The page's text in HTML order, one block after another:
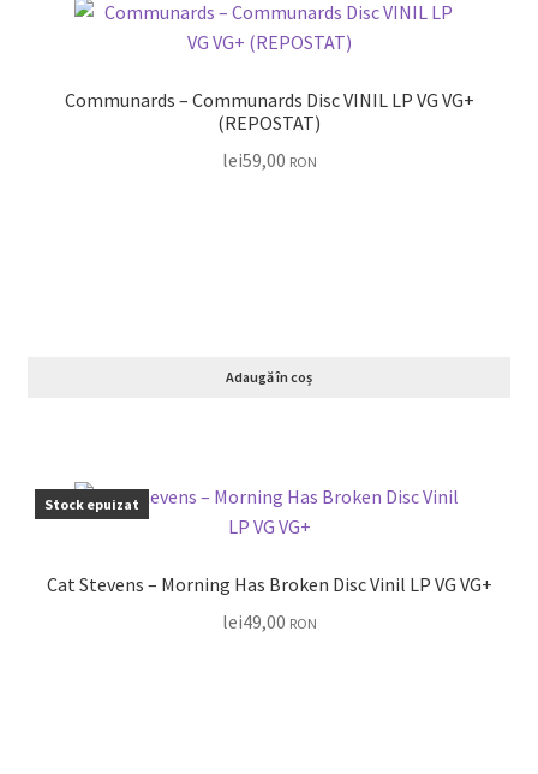
Communards – Communards Disc VINIL LP VG VG+
(REPOSTAT)
lei59,00 RON
Adaugă în coș
Stock epuizat
Cat Stevens – Morning Has Broken Disc Vinil LP VG VG+
lei49,00 RON